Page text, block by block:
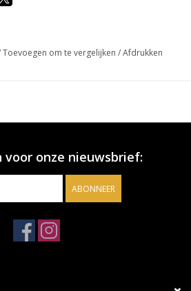
Toevoegen om te vergelijken /Afdrukken
voor onze nieuwsbrief:
ABONNEER